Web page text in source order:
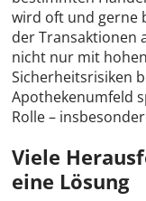
wird oft und gerne
der Transaktionen
nicht nur mit
Sicherheitsrisiken
Apothekenumfeld
Rolle –
Viele
eine Lösung